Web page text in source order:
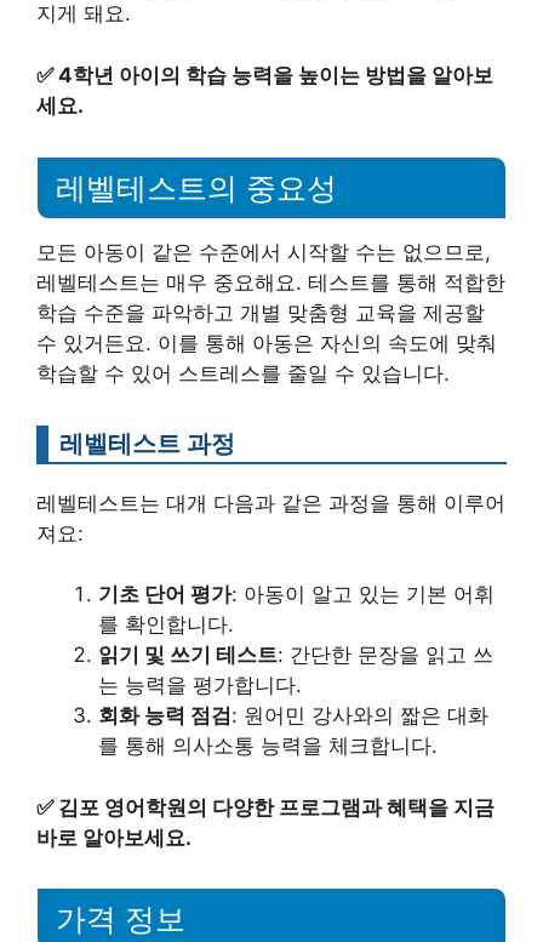
지게 돼요.
✅4학년 아이의 학습 능력을 높이는 방법을 알아보
세요.
레벨테스트의 중요성
모든 아동이 같은 수준에서 시작할 수는 없으므로,
레벨테스트는 매우 중요해요. 테스트를 통해 적합한
학습 수준을 파악하고 개별 맞춤형 교육을 제공할
수 있거든요. 이를 통해 아동은 자신의 속도에 맞춰
학습할 수 있어 스트레스를 줄일 수 있습니다.
레벨테스트 과정
레벨테스트는 대개 다음과 같은 과정을 통해 이루어
져요:
기초 단어 평가: 아동이 알고 있는 기본 어휘
를 확인합니다.
읽기 및 쓰기 테스트: 간단한 문장을 읽고 쓰
는 능력을 평가합니다.
회화 능력 점검 : 원어민 강사와의 짧은 대화
를 통해 의사소통 능력을 체크합니다.
✅ 김포 영어학원의 다양한 프로그램과 혜택을 지금
바로 알아보세요.
가격 정보